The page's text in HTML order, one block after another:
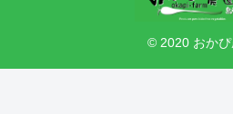
© 2020 おかぴ